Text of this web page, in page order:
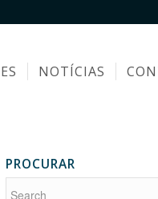
NOTÍCIAS
PROCURAR